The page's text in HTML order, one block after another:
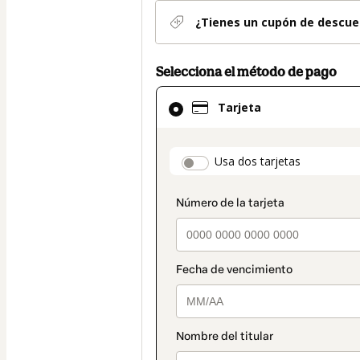
¿Tienes un cupón de
Selecciona el método de pago
Tarjeta
Usa dos tarjetas
El
método
seleccionado
Tarjeta